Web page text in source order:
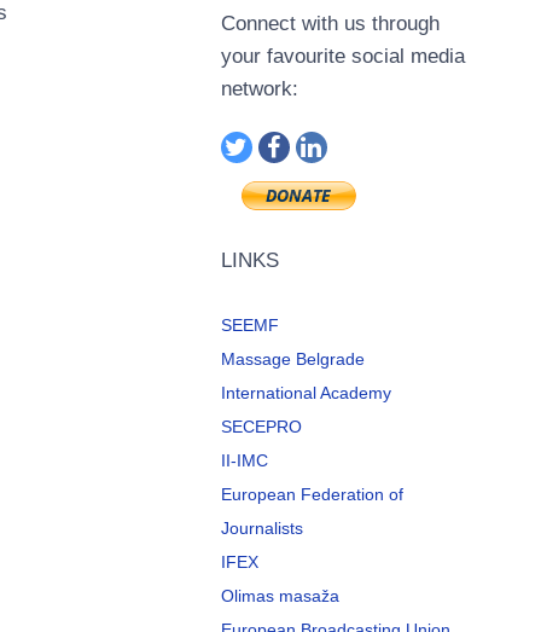
Connect with us through
your favourite social media
network:
LINKS
SEEMF
Massage Belgrade
International Academy
SECEPRO
II-IMC
European Federation of
Journalists
IFEX
Olimas masaža